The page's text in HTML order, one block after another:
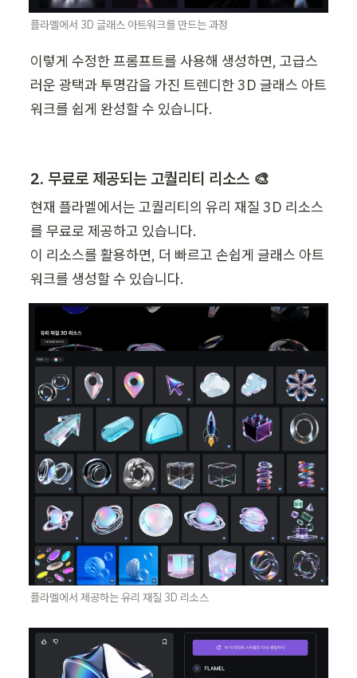
플라멜에서 3D 글래스 아트워크를 만드는 과정
이렇게 수정한 프롬프트를 사용해 생성하면, 고급스
러운 광택과 투명감을 가진 트렌디한 3D 글래스 아트
워크를 쉽게 완성할 수 있습니다.
2. 무료로 제공되는 고퀄리티 리소스 🎨
현재 플라멜에서는 고퀄리티의 유리 재질 3D 리소스
를 무료로 제공하고 있습니다.
이 리소스를 활용하면, 더 빠르고 손쉽게 글래스 아트
워크를 생성할 수 있습니다.
플라멜에서 제공하는 유리 재질 3D 리소스